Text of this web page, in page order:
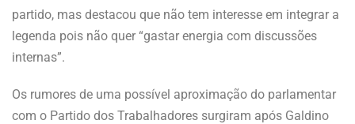
partido, mas destacou que não tem interesse em integrar a
legenda pois não quer “gastar energia com discussões
internas”.
Os rumores de uma possível aproximação do parlamentar
com o Partido dos Trabalhadores surgiram após Galdino